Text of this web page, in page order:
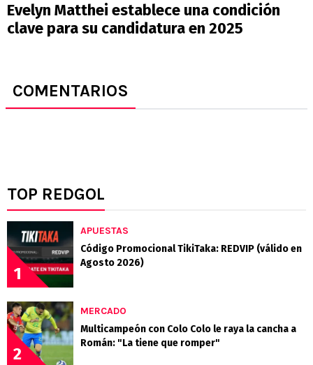
Evelyn Matthei establece una condición
clave para su candidatura en 2025
COMENTARIOS
TOP REDGOL
1
APUESTAS
Código Promocional TikiTaka: REDVIP (válido en
Agosto 2026)
2
MERCADO
Multicampeón con Colo Colo le raya la cancha a
Román: "La tiene que romper"